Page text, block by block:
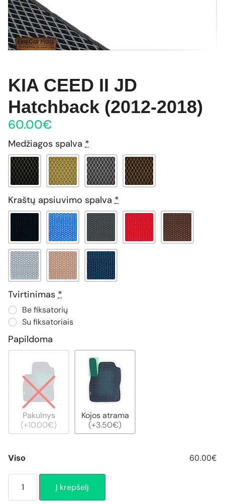
KIA CEED II JD
Hatchback (2012-2018)
60.00€
Medžiagos spalva *
Kraštų apsiuvimo spalva *
Tvirtinimas *
Be fiksatorių
Su fiksatoriais
Papildoma
Pakulnys
(+10.00€)
Kojos atrama
(+3.50€)
Viso 60.00€
Į krepšelį